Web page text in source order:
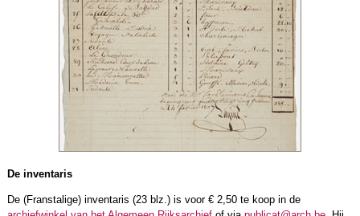
De inventaris
De (Franstalige) inventaris (23 blz.) is voor € 2,50 te koop in de